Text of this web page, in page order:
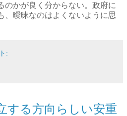
のかが良く分からない。政府に
、曖昧なのはよくないように思
:
する方向らしい安重